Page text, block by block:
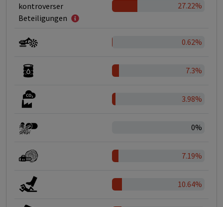
kontroverser
Beteiligungen
27.22%
0.62%
7.3%
3.98%
0%
7.19%
10.64%